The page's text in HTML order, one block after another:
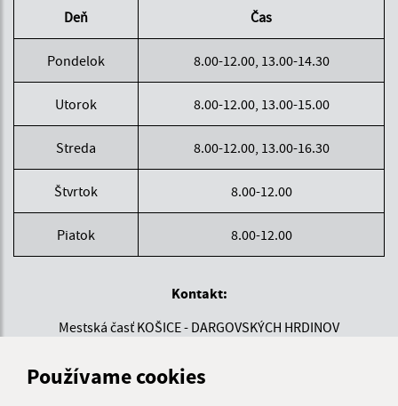
Používame cookies
Deň Čas
Pondelok 8.00-12.00, 13.00-14.30
Utorok 8.00-12.00, 13.00-15.00
Streda 8.00-12.00, 13.00-16.30
Štvrtok 8.00-12.00
Piatok 8.00-12.00
Kontakt:
Mestská časť KOŠICE - DARGOVSKÝCH HRDINOV
040 22 Košice